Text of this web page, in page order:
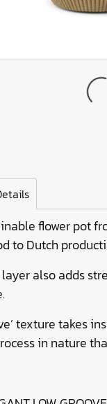
flower pot
to Dutch
also adds
texture takes
in nature